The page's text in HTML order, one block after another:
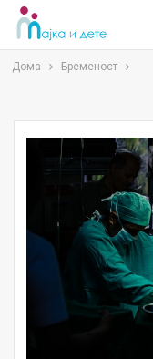
Дома Бременост